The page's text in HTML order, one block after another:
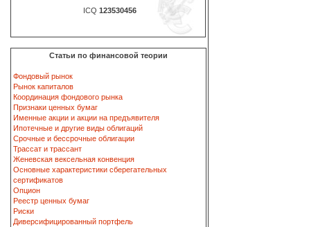
ICQ 123530456
Статьи по финансовой теории
Фондовый рынок
Рынок капиталов
Координация фондового рынка
Признаки ценных бумаг
Именные акции и акции на предъявителя
Ипотечные и другие виды облигаций
Срочные и бессрочные облигации
Трассат и трассант
Женевская вексельная конвенция
Основные характеристики сберегательных
сертификатов
Опцион
Реестр ценных бумаг
Риски
Диверсифицированный портфель